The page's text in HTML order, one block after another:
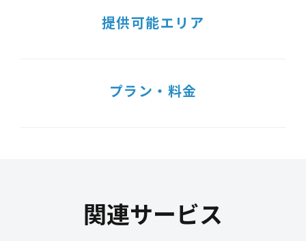
提供可能エリア
プラン・料金
関連サービス